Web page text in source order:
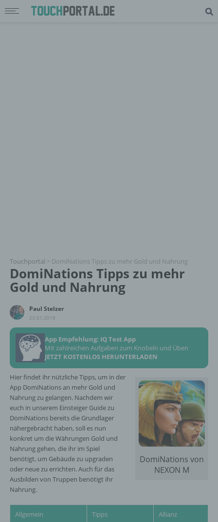
Touchportal > DomiNations Tipps zu mehr Gold und Nahrung
DomiNations Tipps zu mehr
Gold und Nahrung
Paul Stelzer
23.01.2018
App Empfehlung: IQ Test App
Mit zahlreichen Aufgaben zum Knobeln und Üben
JETZT KOSTENLOS HERUNTERLADEN
DomiNations von
NEXON M
Hier findet ihr nützliche Tipps, um in der
App DomiNations an mehr Gold und
Nahrung zu gelangen. Nachdem wir
euch in unserem Einsteiger Guide zu
DomiNations bereits die Grundlager
nähergebracht haben, soll es nun
konkret um die Währungen Gold und
Nahrung gehen, die ihr im Spiel
benötigt, um Gebäude zu upgraden
oder neue zu errichten. Auch für das
Ausbilden von Truppen benötigt ihr
Nahrung.
Allgemein Tipps Allianz